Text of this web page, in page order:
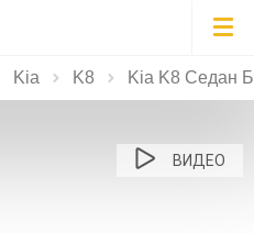
Kia K8 Kia K8 Седан
ВИДЕО